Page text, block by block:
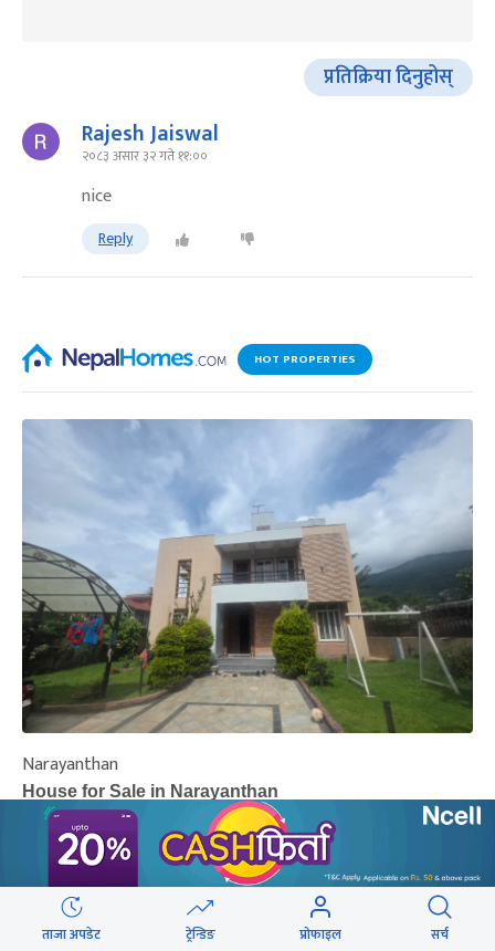
प्रतिक्रिया दिनुहोस्
Rajesh Jaiswal
२०८३ असार ३२ गते ११:००
nice
Reply
HOT PROPERTIES
Narayanthan
House for Sale in Narayanthan
Rs. 9.5 Cr
‹ ›
ताजा अपडेट ट्रेन्डिङ प्रोफाइल सर्च